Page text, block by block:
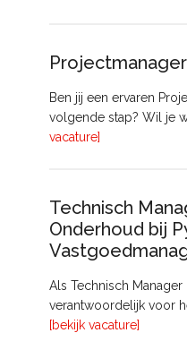
Ben jij een ervaren
volgende stap? Wil je
vacature]
Technisch
Onderhoud bij
Als Technisch
verantwoordelijk voor
[bekijk vacature]